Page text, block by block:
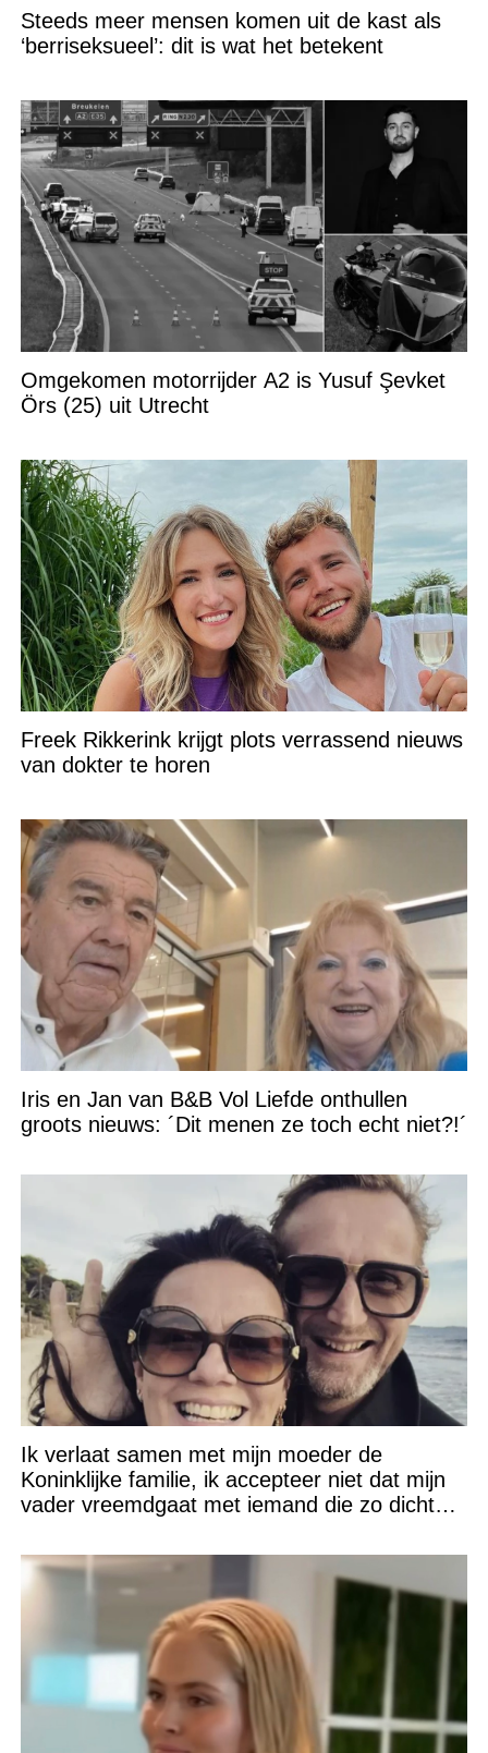
Steeds meer mensen komen uit de kast als
‘berriseksueel’: dit is wat het betekent
Omgekomen motorrijder A2 is Yusuf Şevket
Örs (25) uit Utrecht
Freek Rikkerink krijgt plots verrassend nieuws
van dokter te horen
Iris en Jan van B&B Vol Liefde onthullen
groots nieuws: ´Dit menen ze toch echt niet?!´
Ik verlaat samen met mijn moeder de
Koninklijke familie, ik accepteer niet dat mijn
vader vreemdgaat met iemand die zo dichtbij